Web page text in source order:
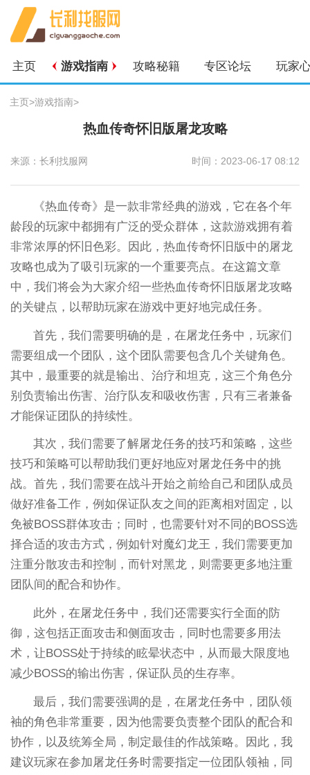
主页 游戏指南 攻略秘籍 专区论坛 玩家
主页>游戏指南>
热血传奇怀旧版屠龙攻略
来源：长利找服网 时间：2023-06-17 08:12
《热血传奇》是一款非常经典的游戏，它在各个年
龄段的玩家中都拥有广泛的受众群体，这款游戏拥有着
非常浓厚的怀旧色彩。因此，热血传奇怀旧版中的屠龙
攻略也成为了吸引玩家的一个重要亮点。在这篇文章
中，我们将会为大家介绍一些热血传奇怀旧版屠龙攻略
的关键点，以帮助玩家在游戏中更好地完成任务。
首先，我们需要明确的是，在屠龙任务中，玩家们
需要组成一个团队，这个团队需要包含几个关键角色。
其中，最重要的就是输出、治疗和坦克，这三个角色分
别负责输出伤害、治疗队友和吸收伤害，只有三者兼备
才能保证团队的持续性。
其次，我们需要了解屠龙任务的技巧和策略，这些
技巧和策略可以帮助我们更好地应对屠龙任务中的挑
战。首先，我们需要在战斗开始之前给自己和团队成员
做好准备工作，例如保证队友之间的距离相对固定，以
免被BOSS群体攻击；同时，也需要针对不同的BOSS选
择合适的攻击方式，例如针对魔幻龙王，我们需要更加
注重分散攻击和控制，而针对黑龙，则需要更多地注重
团队间的配合和协作。
此外，在屠龙任务中，我们还需要实行全面的防
御，这包括正面攻击和侧面攻击，同时也需要多用法
术，让BOSS处于持续的眩晕状态中，从而最大限度地
减少BOSS的输出伤害，保证队员的生存率。
最后，我们需要强调的是，在屠龙任务中，团队领
袖的角色非常重要，因为他需要负责整个团队的配合和
协作，以及统筹全局，制定最佳的作战策略。因此，我
建议玩家在参加屠龙任务时需要指定一位团队领袖，同